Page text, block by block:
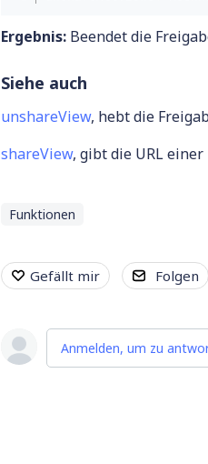
Ergebnis: Beendet die
Siehe auch
unshareView, hebt die
shareView, gibt die URL
Funktionen
Gefällt mir Folgen
Anmelden, um zu